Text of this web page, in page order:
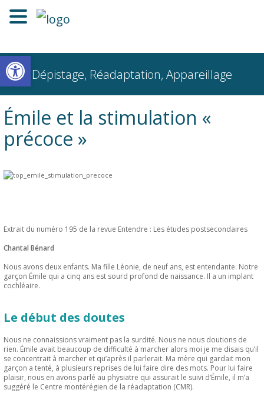
Dépistage, Réadaptation, Appareillage
Émile et la stimulation «
précoce »
Extrait du numéro 195 de la revue Entendre : Les études postsecondaires
Chantal Bénard
Nous avons deux enfants. Ma fille Léonie, de neuf ans, est entendante. Notre
garçon Émile qui a cinq ans est sourd profond de naissance. Il a un implant
cochléaire.
Le début des doutes
Nous ne connaissions vraiment pas la surdité. Nous ne nous doutions de
rien. Émile avait beaucoup de difficulté à marcher alors moi je me disais qu’il
se concentrait à marcher et qu’après il parlerait. Ma mère qui gardait mon
garçon a tenté, à plusieurs reprises de lui faire dire des mots. Pour lui faire
plaisir, nous en avons parlé au physiatre qui assurait le suivi d’Émile, il m’a
suggéré le Centre montérégien de la réadaptation (CMR).
Ouvrir la barre d’outils